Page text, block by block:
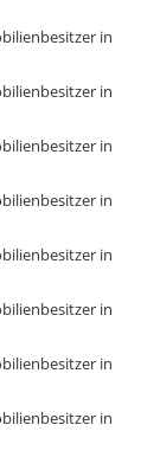
in
in
in
in
in
in
in
in